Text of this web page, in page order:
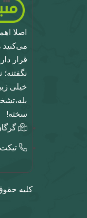
اصلا
می‌کنید
قرار
خیلی
سخته!
کلیه